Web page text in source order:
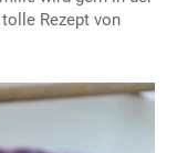
Rezept von